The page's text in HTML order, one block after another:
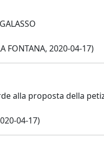
FONTANA, 2020-04-17)
alla proposta della
04-17)